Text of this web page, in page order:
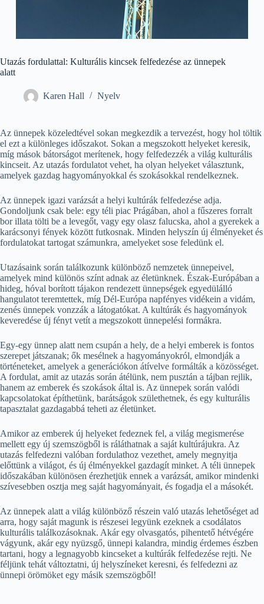
Utazás fordulattal: Kulturális kincsek felfedezése az ünnepek
alatt
Karen Hall Nyelv
Az ünnepek közeledtével sokan megkezdik a tervezést, hogy hol töltik
el ezt a különleges időszakot. Sokan a megszokott helyeket keresik,
míg mások bátorságot merítenek, hogy felfedezzék a világ kulturális
kincseit. Az utazás fordulatot vehet, ha olyan helyeket választunk,
amelyek gazdag hagyományokkal és szokásokkal rendelkeznek.
Az ünnepek igazi varázsát a helyi kultúrák felfedezése adja.
Gondoljunk csak bele: egy téli piac Prágában, ahol a fűszeres forralt
bor illata tölti be a levegőt, vagy egy olasz falucska, ahol a gyerekek a
karácsonyi fények között futkosnak. Minden helyszín új élményeket és
fordulatokat tartogat számunkra, amelyeket sose feledünk el.
Utazásaink során találkozunk különböző nemzetek ünnepeivel,
amelyek mind különös színt adnak az életünknek. Észak-Európában a
hideg, hóval borított tájakon rendezett ünnepségek egyedülálló
hangulatot teremtettek, míg Dél-Európa napfényes vidékein a vidám,
zenés ünnepek vonzzák a látogatókat. A kultúrák és hagyományok
keveredése új fényt vetít a megszokott ünnepelési formákra.
Egy-egy ünnep alatt nem csupán a hely, de a helyi emberek is fontos
szerepet játszanak; ők mesélnek a hagyományokról, elmondják a
történeteket, amelyek a generációkon átívelve formálták a közösséget.
A fordulat, amit az utazás során átélünk, nem pusztán a tájban rejlik,
hanem az emberek és szokások által is. Az ünnepek során valódi
kapcsolatokat építhetünk, barátságok születhetnek, és egy kulturális
tapasztalat gazdagabbá teheti az életünket.
Amikor az emberek új helyeket fedeznek fel, a világ megismerése
mellett egy új szemszögből is ráláthatnak a saját kultúrájukra. Az
utazás felfedezni valóban fordulathoz vezethet, amely megnyitja
előttünk a világot, és új élményekkel gazdagít minket. A téli ünnepek
időszakában különösen érezhetjük ennek a varázsát, amikor mindenki
szívesebben osztja meg saját hagyományait, és fogadja el a másokét.
Az ünnepek alatt a világ különböző részein való utazás lehetőséget ad
arra, hogy saját magunk is részesei legyünk ezeknek a csodálatos
kulturális találkozásoknak. Akár egy olvasgatós, pihentető hétvégére
vágyunk, akár egy nyüzsgő, ünnepi kalandra, mindig érdemes észben
tartani, hogy a legnagyobb kincseket a kultúrák felfedezése rejti. Ne
féljünk tehát változtatni, új helyszíneket keresni, és felfedezni az
ünnepi örömöket egy másik szemszögből!